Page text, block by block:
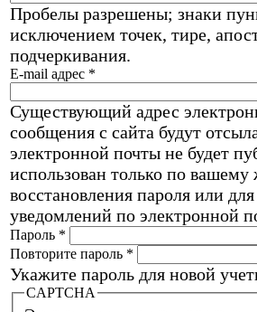
Пробелы разрешены; знаки
исключением точек, тире,
подчеркивания.
E-mail адрес *
Существующий адрес
сообщения с сайта будут
электронной почты не будет
использован только по
восстановления пароля или
уведомлений по электронной
Пароль *
Повторите пароль *
Укажите пароль для новой
CAPTCHA